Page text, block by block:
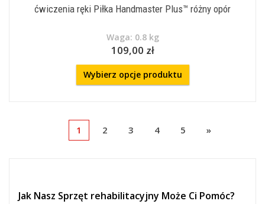
ćwiczenia ręki Piłka Handmaster Plus™ różny opór
Waga: 0.8 kg
109,00 zł
Wybierz opcje produktu
1 2 3 4 5 »
Jak Nasz Sprzęt rehabilitacyjny Może Ci Pomóc?